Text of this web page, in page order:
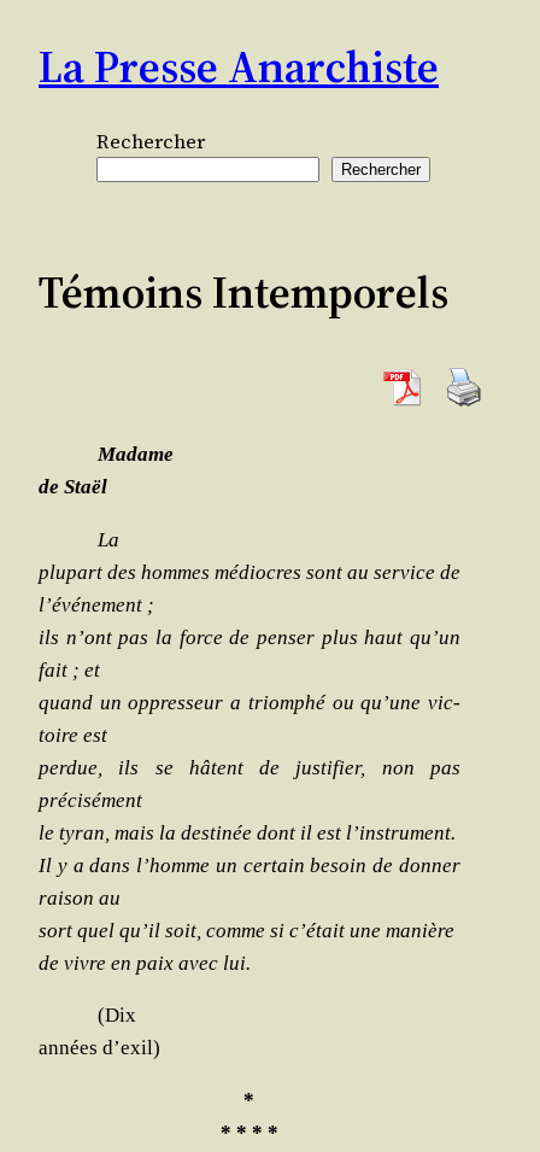
contenu
La Presse Anarchiste
Rechercher
Rechercher
Témoins Intemporels
Madame
de Staël
La
plu­part des hommes médiocres sont au ser­vice de
l’événement ;
ils n’ont pas la force de pen­ser plus haut qu’un
fait ; et
quand un oppres­seur a triom­phé ou qu’une vic­
toire est
per­due, ils
se hâtent de jus­ti­fier, non pas
précisément
le tyran, mais la des­ti­née dont il est l’instrument.
Il y a dans l’homme un cer­tain besoin de don­ner
rai­son au
sort quel qu’il soit, comme si c’était une manière
de vivre en paix avec lui.
(Dix
années d’exil)
*
* * * *